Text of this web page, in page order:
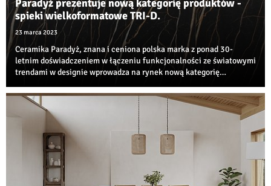
Paradyż prezentuje nową kategorię produktów -
spieki wielkoformatowe TRI-D.
23 marca 2023
Ceramika Paradyż, znana i ceniona polska marka z ponad 30-
letnim doświadczeniem w łączeniu funkcjonalności ze światowymi
trendami w designie wprowadza na rynek nową kategorię